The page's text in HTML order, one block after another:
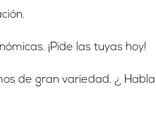
¡Pide las tuyas hoy!
de gran variedad. ¿